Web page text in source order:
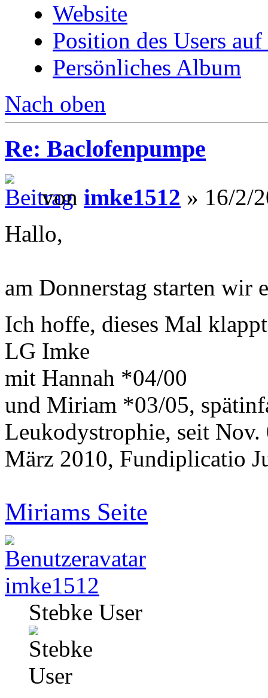
Website
Position des Users
Persönliches Album
Nach oben
Re: Baclofenpumpe
von imke1512 » 16/2/
Hallo,
am Donnerstag starten wir
Ich hoffe, dieses Mal
LG Imke
mit Hannah *04/00
und Miriam *03/05,
Leukodystrophie, seit
März 2010, Fundiplicatio
Miriams Seite
imke1512
Stebke User